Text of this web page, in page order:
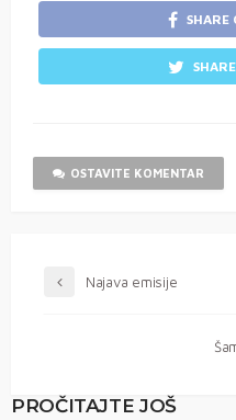
SHARE
OSTAVITE KOMENTAR
Najava emisije
PROČITAJTE JOŠ